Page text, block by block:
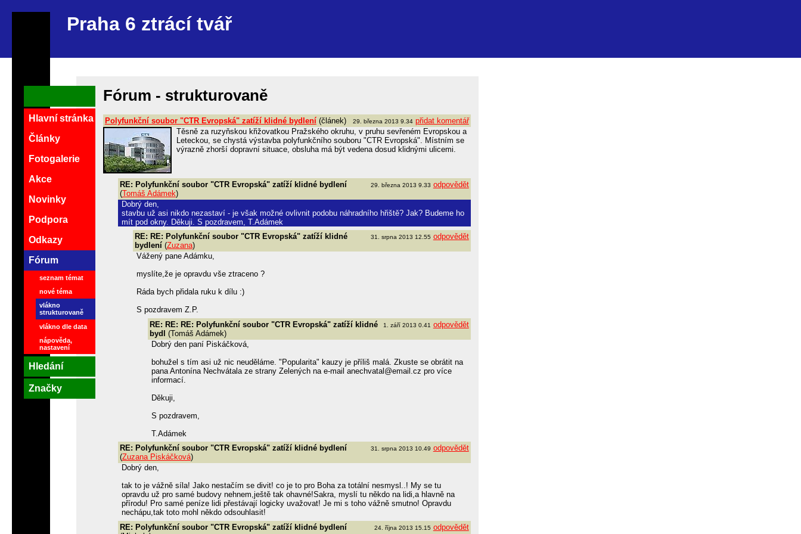
Praha 6 ztrácí tvář
Fórum - strukturovaně
29. března 2013 9.34 přidat komentář
Polyfunkční soubor "CTR Evropská" zatíží klidné bydlení(článek)
Těsně za ruzyňskou křižovatkou Pražského okruhu, v pruhu sevřeném Evropskou a
Leteckou, se chystá výstavba polyfunkčního souboru "CTR Evropská". Místním se
výrazně zhorší dopravní situace, obsluha má být vedena dosud klidnými ulicemi.
29. března 2013 9.33 odpovědět
RE: Polyfunkční soubor "CTR Evropská" zatíží klidné bydlení
(Tomáš Adámek)
Dobrý den,
stavbu už asi nikdo nezastaví - je však možné ovlivnit podobu náhradního hřiště? Jak? Budeme ho
mít pod okny. Děkuji. S pozdravem, T.Adámek
31. srpna 2013 12.55 odpovědět
RE: RE: Polyfunkční soubor "CTR Evropská" zatíží klidné
bydlení(Zuzana)
Vážený pane Adámku,
myslíte,že je opravdu vše ztraceno ?
Ráda bych přidala ruku k dílu :)
S pozdravem Z.P.
1. září 2013 0.41 odpovědět
RE: RE: RE: Polyfunkční soubor "CTR Evropská" zatíží klidné
bydl
(Tomáš Adámek)
Dobrý den paní Piskáčková,
bohužel s tím asi už nic neuděláme. "Popularita" kauzy je příliš malá. Zkuste se obrátit na
pana Antonína Nechvátala ze strany Zelených na e-mail anechvatal@email.cz pro více
informací.
Děkuji,
S pozdravem,
T.Adámek
31. srpna 2013 10.49 odpovědět
RE: Polyfunkční soubor "CTR Evropská" zatíží klidné bydlení
(Zuzana Piskáčková)
Dobrý den,
tak to je vážně síla! Jako nestačím se divit! co je to pro Boha za totální nesmysl..! My se tu
opravdu už pro samé budovy nehnem,ještě tak ohavné!Sakra, myslí tu někdo na lidi,a hlavně na
přírodu! Pro samé peníze lidi přestávají logicky uvažovat! Je mi s toho vážně smutno! Opravdu
nechápu,tak toto mohl někdo odsouhlasit!
24. října 2013 15.15 odpovědět
RE: Polyfunkční soubor "CTR Evropská" zatíží klidné bydlení
Hlavní stránka
Články
Fotogalerie
Akce
Novinky
Podpora
Odkazy
Fórum
seznam témat
nové téma
vlákno
strukturovaně
vlákno dle data
nápověda,
nastavení
Hledání
Značky